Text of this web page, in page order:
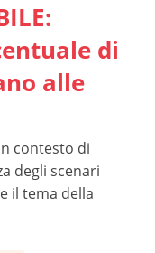
di
alle
contesto di
degli scenari
il tema della